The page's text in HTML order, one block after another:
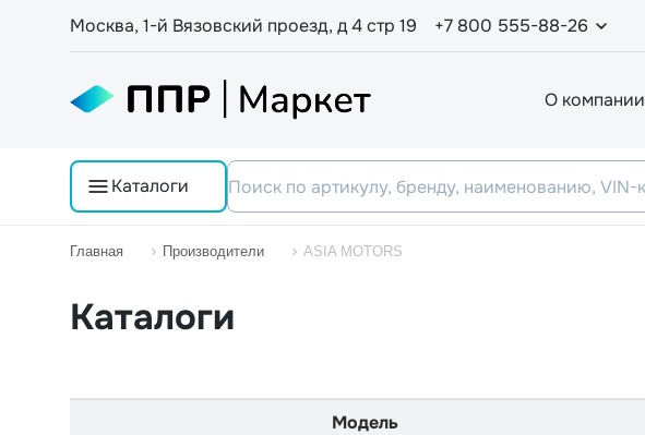
Москва, 1-й Вязовский проезд, д 4 стр 19 +7 800 555-88-26
О компании
Каталоги
Главная Производители ASIA MOTORS
Каталоги
Модель